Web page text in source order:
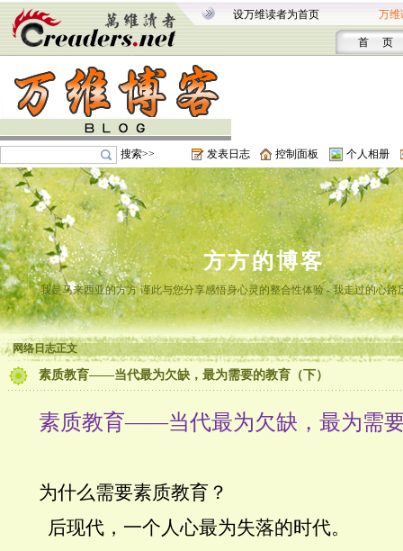
设万维读者为首页 万维
首 页
搜索>> 发表日志 控制面板 个人相册
方方的博客
我是马来西亚的方方 谨此与您分享感悟身心灵的整合性体验 - 我走过的心路
网络日志正文
素质教育——当代最为欠缺，最为需要的教育（下）
素质教育——当代最为欠缺，最为需
为什么需要素质教育？
后现代，一个人心最为失落的时代。